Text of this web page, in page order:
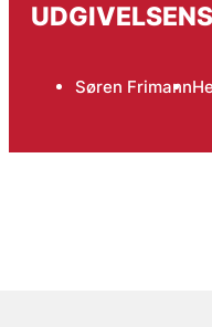
Søren Frimann